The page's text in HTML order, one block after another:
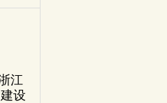
江
设